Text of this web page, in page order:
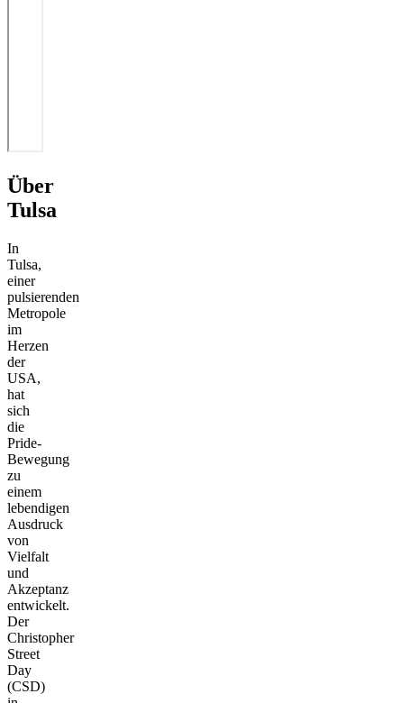
Über
Tulsa
In
Tulsa,
einer
pulsierenden
Metropole
im
Herzen
der
USA,
hat
sich
die
Pride-
Bewegung
zu
einem
lebendigen
Ausdruck
von
Vielfalt
und
Akzeptanz
entwickelt.
Der
Christopher
Street
Day
(CSD)